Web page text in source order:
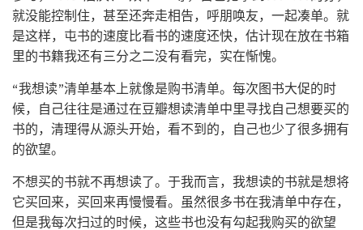
就没能控制住，甚至还奔走相告，呼朋唤友，一起凑单。就
是这样，屯书的速度比看书的速度还快，估计现在放在书箱
里的书籍我还有三分之二没有看完，实在惭愧。
“我想读”清单基本上就像是购书清单。每次图书大促的时
候，自己往往是通过在豆瓣想读清单中里寻找自己想要买的
书的，清理得从源头开始，看不到的，自己也少了很多拥有
的欲望。
不想买的书就不再想读了。于我而言，我想读的书就是想将
它买回来，买回来再慢慢看。虽然很多书在我清单中存在，
但是我每次扫过的时候，这些书也没有勾起我购买的欲望